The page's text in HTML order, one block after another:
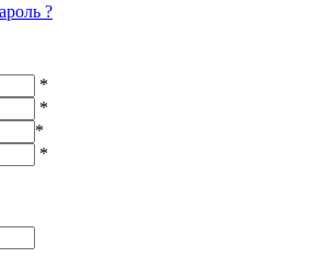
?
*
*
*
*